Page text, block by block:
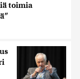
toimia